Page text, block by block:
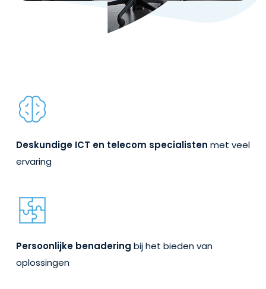
Deskundige ICT en telecom specialisten met veel
ervaring
Persoonlijke benadering bij het bieden van
oplossingen